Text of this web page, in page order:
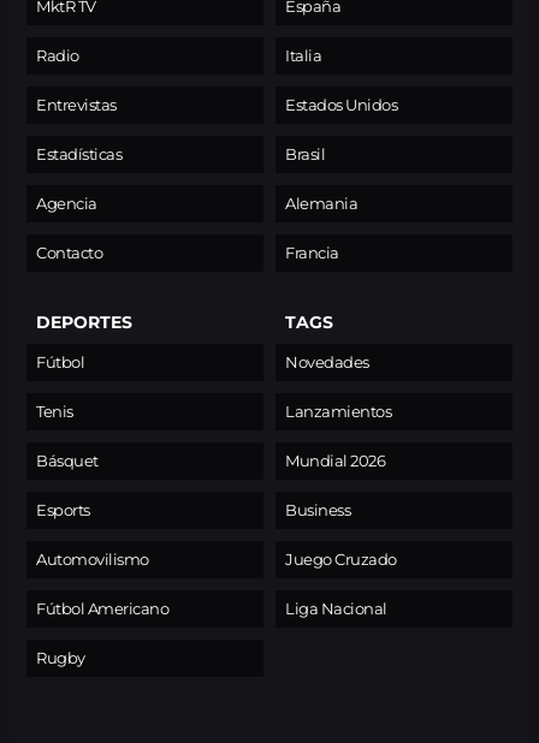
MktR TV
Radio
Entrevistas
Estadísticas
Agencia
Contacto
España
Italia
Estados Unidos
Brasil
Alemania
Francia
DEPORTES
Fútbol
Tenis
Básquet
Esports
Automovilismo
Fútbol Americano
Rugby
TAGS
Novedades
Lanzamientos
Mundial 2026
Business
Juego Cruzado
Liga Nacional